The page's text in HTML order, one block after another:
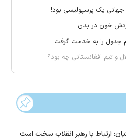
جهانی یک پرسپولیسی بود!
جدول را به خدمت گرفت
و تیم افغانستانی چه بود؟
ارتباط با رهبر انقلاب سخت است